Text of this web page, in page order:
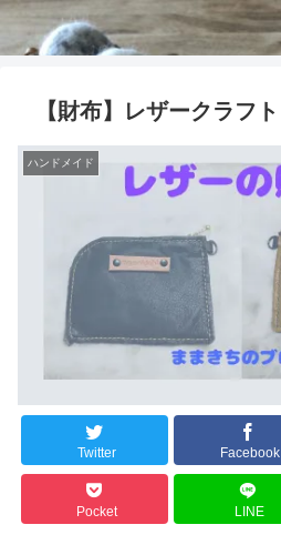
【財布】レザークラフト
ハンドメイド
Twitter Facebook
Pocket LINE